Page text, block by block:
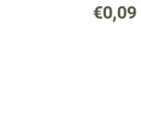
€0,09